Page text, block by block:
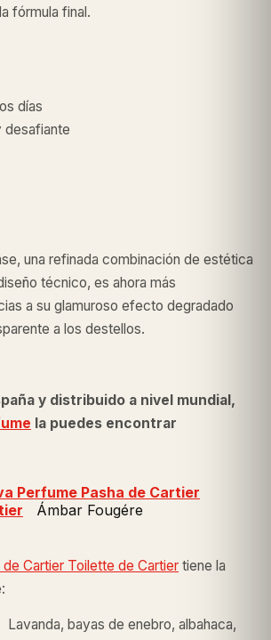
fórmula final.
días
desafiante
una refinada combinación de estética
técnico, es ahora más
a su glamuroso efecto degradado
a los destellos.
y distribuido a nivel mundial,
la puedes encontrar
Perfume Pasha de Cartier
Ámbar Fougére
de Cartier Toilette de Cartier tiene la
Lavanda, bayas de enebro, albahaca,